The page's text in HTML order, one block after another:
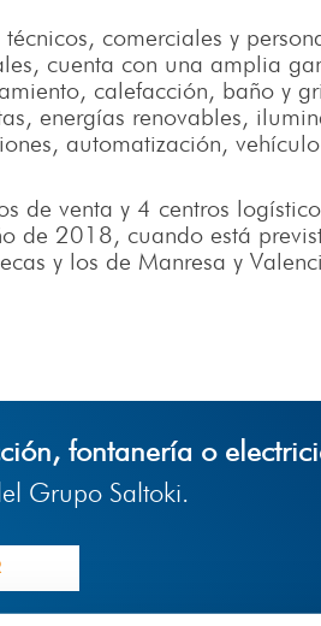
comerciales y
cuenta con una amplia
calefacción, baño y
energías renovables,
automatización,
de venta y 4 centros
de 2018, cuando está
y los de Manresa y
fontanería o
Grupo Saltoki.